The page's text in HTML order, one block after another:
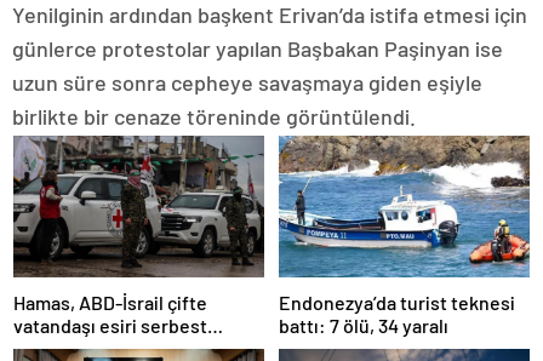
Yenilginin ardından başkent Erivan’da istifa etmesi için
günlerce protestolar yapılan Başbakan Paşinyan ise
uzun süre sonra cepheye savaşmaya giden eşiyle
birlikte bir cenaze töreninde görüntülendi.
Hamas, ABD-İsrail çifte
vatandaşı esiri serbest
bırakacağını duyurdu
Endonezya’da turist teknesi
battı: 7 ölü, 34 yaralı